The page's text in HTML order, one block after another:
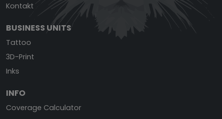
Kontakt
BUSINESS UNITS
Tattoo
3D-Print
Inks
INFO
Coverage Calculator